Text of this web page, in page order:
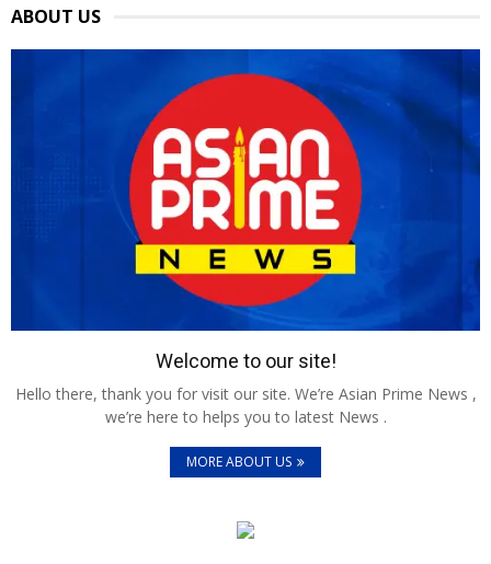
ABOUT US
Welcome to our site!
Hello there, thank you for visit our site. We’re Asian Prime News ,
we’re here to helps you to latest News .
MORE ABOUT US